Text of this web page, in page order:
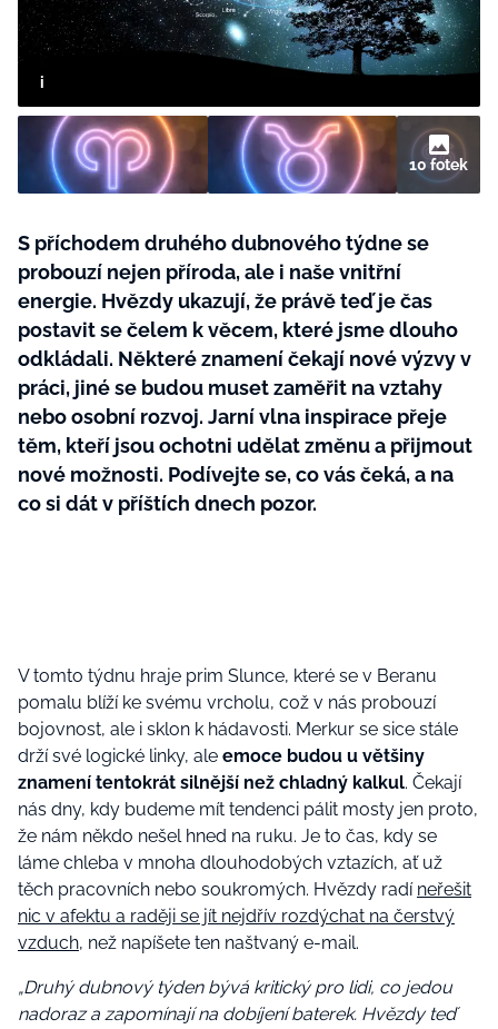
Tvoření
BurdaMedia
Extra
SVĚT ŽENY - 599 KČ
SADA PRODUKTŮ MANA (10 ks)
10 fotek
S příchodem druhého dubnového týdne se
probouzí nejen příroda, ale i naše vnitřní
energie. Hvězdy ukazují, že právě teď je čas
postavit se čelem k věcem, které jsme dlouho
odkládali. Některé znamení čekají nové výzvy v
práci, jiné se budou muset zaměřit na vztahy
nebo osobní rozvoj. Jarní vlna inspirace přeje
těm, kteří jsou ochotni udělat změnu a přijmout
nové možnosti. Podívejte se, co vás čeká, a na
co si dát v příštích dnech pozor.
V tomto týdnu hraje prim Slunce, které se v Beranu
pomalu blíží ke svému vrcholu, což v nás probouzí
bojovnost, ale i sklon k hádavosti. Merkur se sice stále
drží své logické linky, ale emoce budou u většiny
znamení tentokrát silnější než chladný kalkul. Čekají
nás dny, kdy budeme mít tendenci pálit mosty jen proto,
že nám někdo nešel hned na ruku. Je to čas, kdy se
láme chleba v mnoha dlouhodobých vztazích, ať už
těch pracovních nebo soukromých. Hvězdy radí neřešit
nic v afektu a raději se jít nejdřív rozdýchat na čerstvý
vzduch, než napíšete ten naštvaný e-mail.
„Druhý dubnový týden bývá kritický pro lidi, co jedou
nadoraz a zapomínají na dobíjení baterek. Hvězdy teď